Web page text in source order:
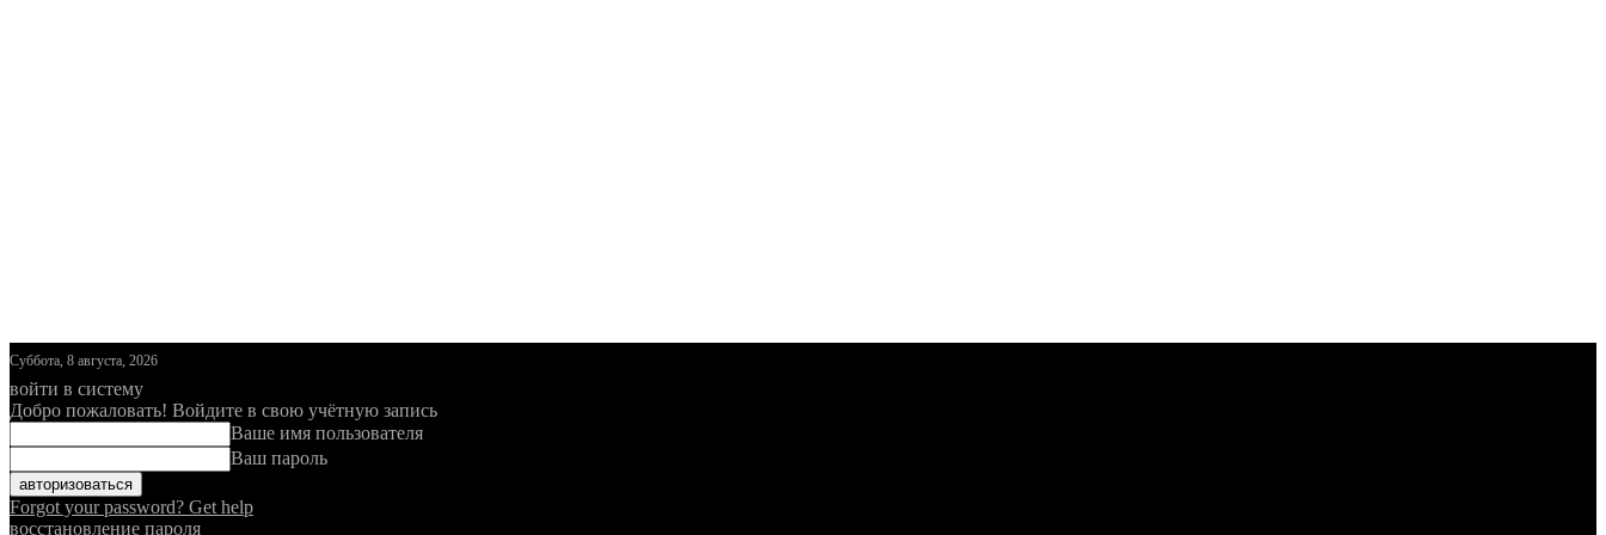
Суббота, 8 августа, 2026
войти в систему
Добро пожаловать! Войдите в свою учётную запись
Ваше имя пользователя
Ваш пароль
Forgot your password? Get help
восстановление пароля